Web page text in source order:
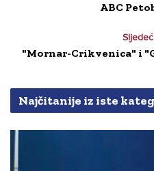
ABC
"Mornar-Crikvenica" i
Najčitanije iz iste